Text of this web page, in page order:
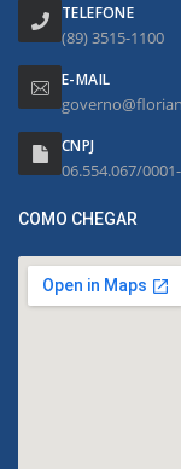
TELEFONE
(89) 3515-1100
E-MAIL
CNPJ
06.554.067/
COMO CHEGAR